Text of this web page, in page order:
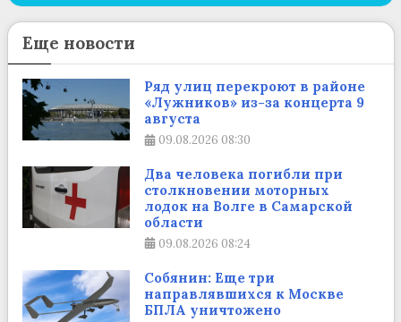
Еще новости
Ряд улиц перекроют в районе
«Лужников» из-за концерта 9
августа
09.08.2026 08:30
Два человека погибли при
столкновении моторных
лодок на Волге в Самарской
области
09.08.2026 08:24
Собянин: Еще три
направлявшихся к Москве
БПЛА уничтожено